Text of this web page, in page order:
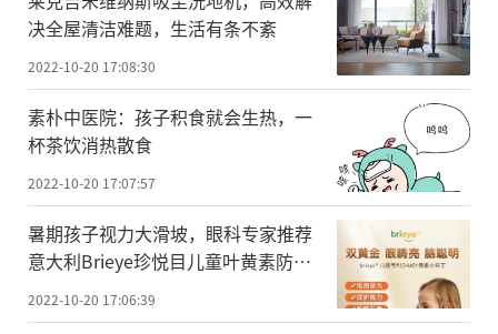
决全屋清洁难题，生活有条不紊
2022-10-20 17:08:30
素朴中医院：孩子积食就会生热，一
杯茶饮消热散食
2022-10-20 17:07:57
暑期孩子视力大滑坡，眼科专家推荐
意大利Brieye珍悦目儿童叶黄素防控
近视明亮双眼
2022-10-20 17:06:39